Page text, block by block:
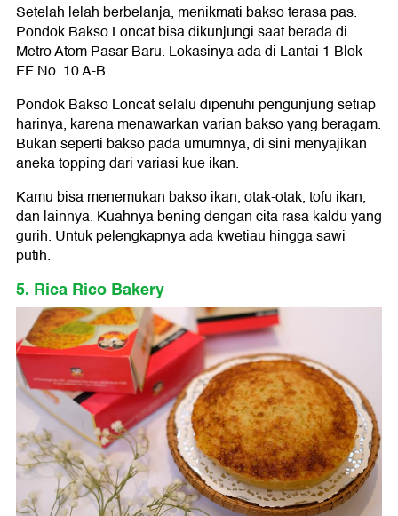
Setelah lelah berbelanja, menikmati bakso terasa pas.
Pondok Bakso Loncat bisa dikunjungi saat berada di
Metro Atom Pasar Baru. Lokasinya ada di Lantai 1 Blok
FF No. 10 A-B.
Pondok Bakso Loncat selalu dipenuhi pengunjung setiap
harinya, karena menawarkan varian bakso yang beragam.
Bukan seperti bakso pada umumnya, di sini menyajikan
aneka topping dari variasi kue ikan.
Kamu bisa menemukan bakso ikan, otak-otak, tofu ikan,
dan lainnya. Kuahnya bening dengan cita rasa kaldu yang
gurih. Untuk pelengkapnya ada kwetiau hingga sawi
putih.
5. Rica Rico Bakery